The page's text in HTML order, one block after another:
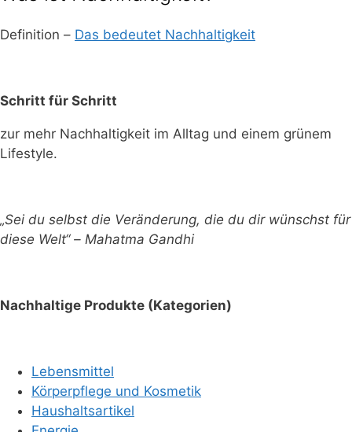
Definition – Das bedeutet Nachhaltigkeit
Schritt für Schritt
zur mehr Nachhaltigkeit im Alltag und einem grünem
Lifestyle.
„Sei du selbst die Veränderung, die du dir wünschst für
diese Welt“ – Mahatma Gandhi
Nachhaltige Produkte (Kategorien)
Lebensmittel
Körperpflege und Kosmetik
Haushaltsartikel